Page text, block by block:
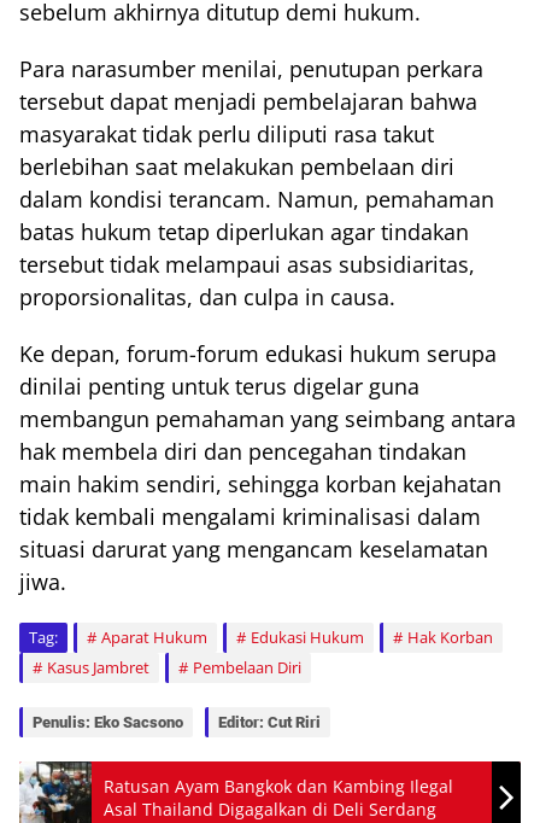
sebelum akhirnya ditutup demi hukum.
Para narasumber menilai, penutupan perkara
tersebut dapat menjadi pembelajaran bahwa
masyarakat tidak perlu diliputi rasa takut
berlebihan saat melakukan pembelaan diri
dalam kondisi terancam. Namun, pemahaman
batas hukum tetap diperlukan agar tindakan
tersebut tidak melampaui asas subsidiaritas,
proporsionalitas, dan culpa in causa.
Ke depan, forum-forum edukasi hukum serupa
dinilai penting untuk terus digelar guna
membangun pemahaman yang seimbang antara
hak membela diri dan pencegahan tindakan
main hakim sendiri, sehingga korban kejahatan
tidak kembali mengalami kriminalisasi dalam
situasi darurat yang mengancam keselamatan
jiwa.
Tag: Aparat Hukum Edukasi Hukum
Hak Korban
Kasus Jambret
Pembelaan Diri
Penulis: Eko Sacsono Editor: Cut Riri
Ratusan Ayam Bangkok dan Kambing Ilegal
Asal Thailand Digagalkan di Deli Serdang